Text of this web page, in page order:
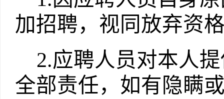
加招聘，视同放弃资
2.应聘人员对本人
全部责任，如有隐瞒